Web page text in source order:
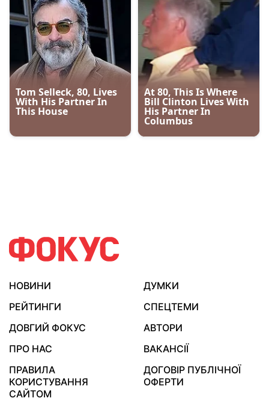
НОВИНИ
ДУМКИ
РЕЙТИНГИ
СПЕЦТЕМИ
ДОВГИЙ ФОКУС
АВТОРИ
ПРО НАС
ВАКАНСІЇ
ПРАВИЛА
КОРИСТУВАННЯ
САЙТОМ
ДОГОВІР ПУБЛІЧНОЇ
ОФЕРТИ